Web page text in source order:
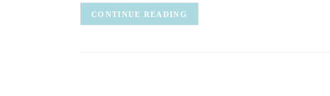
CONTINUE READING